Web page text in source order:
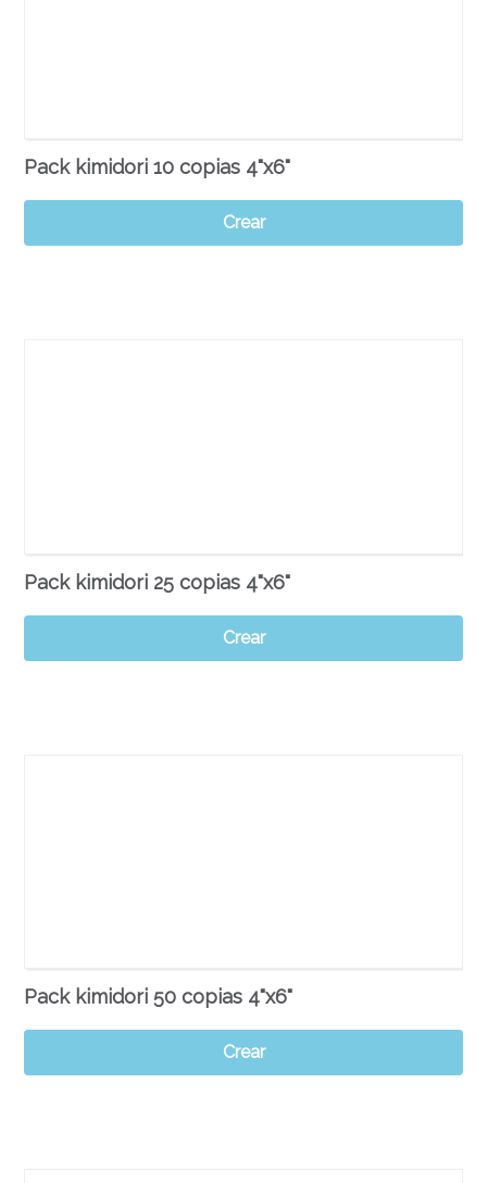
Pack kimidori 10 copias 4"x6"
Crear
Pack kimidori 25 copias 4"x6"
Crear
Pack kimidori 50 copias 4"x6"
Crear